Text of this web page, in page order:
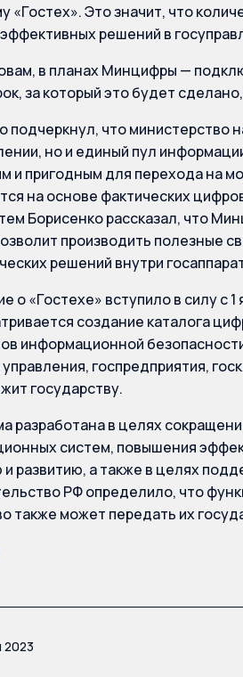
«Гостех». Это значит, что
решений в
в планах Минцифры —
за который это будет
подчеркнул, что министерство
но и единый пул
и пригодным для перехода на
на основе фактических
Борисенко рассказал, что
производить полезные
решений внутри
о «Гостехе» вступило в силу с
создание каталога
информационной
госпредприятия,
государству.
разработана в целях
систем, повышения
развитию, а также в целях
РФ определило, что
также может передать их
2023